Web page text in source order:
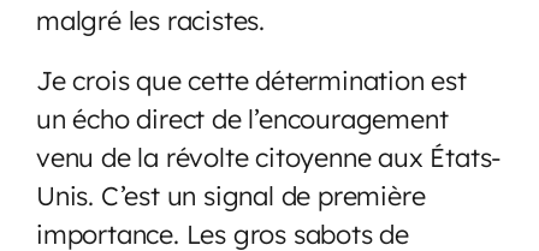
malgré les racistes.
Je crois que cette détermination est
un écho direct de l’encouragement
venu de la révolte citoyenne aux États-
Unis. C’est un signal de première
importance. Les gros sabots de